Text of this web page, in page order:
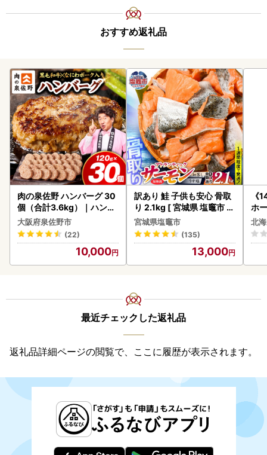
おすすめ返礼品
肉の泉佐野 ハンバーグ 30
個（合計3.6kg）｜ハンバ
ーグ 訳あり 黒毛和牛×なに
わポーク
大阪府泉佐野市
(22)
10,000
訳あり 鮭 子供も安心 骨取
り 2.1kg [ 宮城県 塩竈市 ]
鮭
宮城県塩竈市
(135)
13,000
《
ホ
( 飲
ク
贈
い
北
最近チェックした返礼品
返礼品詳細ページの閲覧で、ここに履歴が表示されます。